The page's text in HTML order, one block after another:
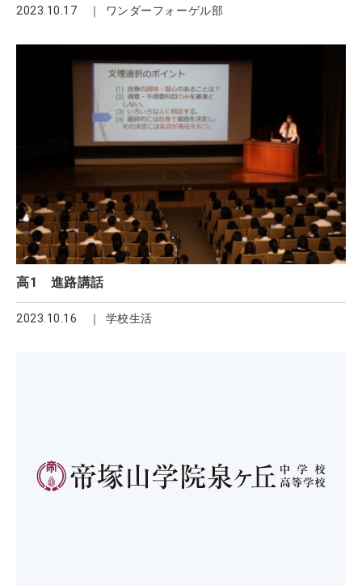
2023.10.17 ワンダーフォーゲル部
高1 進路講話
2023.10.16 学校生活